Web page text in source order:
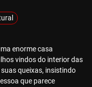
enorme casa
vindos do interior das
queixas, insistindo
que parece